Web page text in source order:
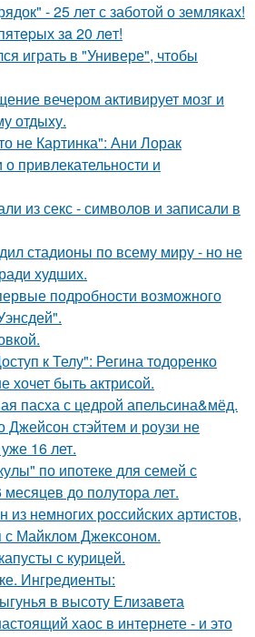
- 25 лет с заботой о земляках!
зa 20 лeт!
играть в "Универе", чтобы
вечером активирует мозг и
отдыху.
не Картинка": Ани Лорак
привлекательности и
из секс - символов и записали в
стадионы по всему миру - но не
худших.
подробности возможного
к Телу": Регина тодоренко
хочет быть актрисой.
пасха с цедрой апельсина&мёд.
Джейсон стэйтем и роузи не
16 лет.
по ипотеке для семей с
до полутора лет.
немногих российских артистов,
с Майклом Джексоном.
с курицей.
Ингредиенты:
в высоту Елизавета
хаос в интернете - и это